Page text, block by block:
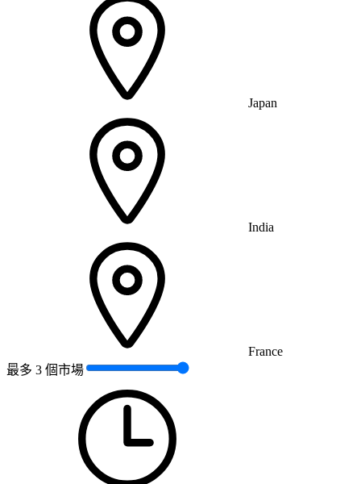
Japan
India
France
最多 3 個市場